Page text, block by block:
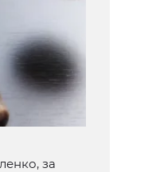
за